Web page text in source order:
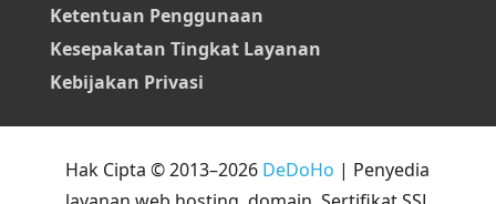
Ketentuan Penggunaan
Kesepakatan Tingkat Layanan
Kebijakan Privasi
Hak Cipta © 2013–2026 DeDoHo | Penyedia